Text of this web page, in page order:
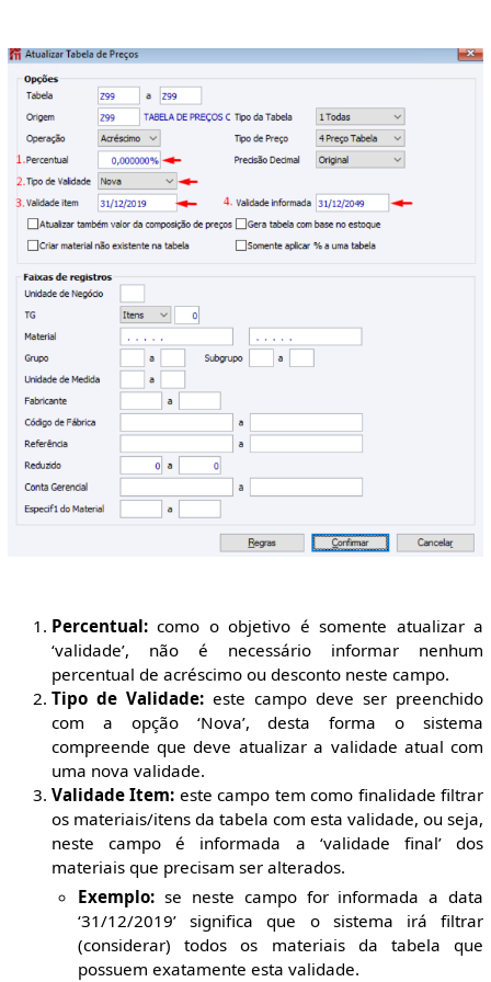
Percentual:como o objetivo é somente atualizar a
‘validade’, não é necessário informar nenhum
percentual de acréscimo ou desconto neste campo.
Tipo de Validade:este campo deve ser preenchido
com a opção ‘Nova’, desta forma o sistema
compreende que deve atualizar a validade atual com
uma nova validade.
Validade Item: este campo tem como finalidade filtrar
os materiais/itens da tabela com esta validade, ou seja,
neste campo é informada a ‘validade final’ dos
materiais que precisam ser alterados.
Exemplo: se neste campo for informada a data
‘31/12/2019’ significa que o sistema irá filtrar
(considerar) todos os materiais da tabela que
possuem exatamente esta validade.